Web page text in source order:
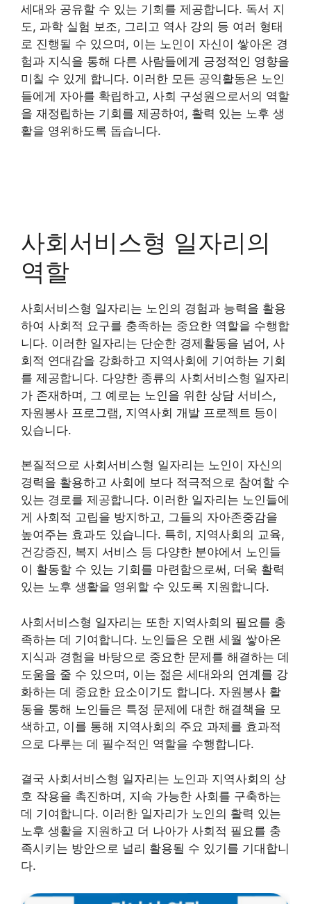
세대와 공유할 수 있는 기회를 제공합니다. 독서 지
도, 과학 실험 보조, 그리고 역사 강의 등 여러 형태
로 진행될 수 있으며, 이는 노인이 자신이 쌓아온 경
험과 지식을 통해 다른 사람들에게 긍정적인 영향을
미칠 수 있게 합니다. 이러한 모든 공익활동은 노인
들에게 자아를 확립하고, 사회 구성원으로서의 역할
을 재정립하는 기회를 제공하여, 활력 있는 노후 생
활을 영위하도록 돕습니다.
사회서비스형 일자리의
역할
사회서비스형 일자리는 노인의 경험과 능력을 활용
하여 사회적 요구를 충족하는 중요한 역할을 수행합
니다. 이러한 일자리는 단순한 경제활동을 넘어, 사
회적 연대감을 강화하고 지역사회에 기여하는 기회
를 제공합니다. 다양한 종류의 사회서비스형 일자리
가 존재하며, 그 예로는 노인을 위한 상담 서비스,
자원봉사 프로그램, 지역사회 개발 프로젝트 등이
있습니다.
본질적으로 사회서비스형 일자리는 노인이 자신의
경력을 활용하고 사회에 보다 적극적으로 참여할 수
있는 경로를 제공합니다. 이러한 일자리는 노인들에
게 사회적 고립을 방지하고, 그들의 자아존중감을
높여주는 효과도 있습니다. 특히, 지역사회의 교육,
건강증진, 복지 서비스 등 다양한 분야에서 노인들
이 활동할 수 있는 기회를 마련함으로써, 더욱 활력
있는 노후 생활을 영위할 수 있도록 지원합니다.
사회서비스형 일자리는 또한 지역사회의 필요를 충
족하는 데 기여합니다. 노인들은 오랜 세월 쌓아온
지식과 경험을 바탕으로 중요한 문제를 해결하는 데
도움을 줄 수 있으며, 이는 젊은 세대와의 연계를 강
화하는 데 중요한 요소이기도 합니다. 자원봉사 활
동을 통해 노인들은 특정 문제에 대한 해결책을 모
색하고, 이를 통해 지역사회의 주요 과제를 효과적
으로 다루는 데 필수적인 역할을 수행합니다.
결국 사회서비스형 일자리는 노인과 지역사회의 상
호 작용을 촉진하며, 지속 가능한 사회를 구축하는
데 기여합니다. 이러한 일자리가 노인의 활력 있는
노후 생활을 지원하고 더 나아가 사회적 필요를 충
족시키는 방안으로 널리 활용될 수 있기를 기대합니
다.